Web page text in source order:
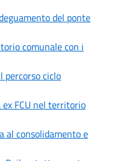
del ponte
comunale con i
percorso ciclo
FCU nel territorio
al consolidamento e